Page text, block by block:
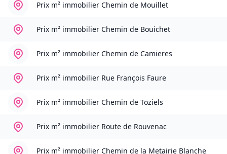
Prix m² immobilier Chemin de Mouillet
Prix m² immobilier Chemin de Bouichet
Prix m² immobilier Chemin de Camieres
Prix m² immobilier Rue François Faure
Prix m² immobilier Chemin de Toziels
Prix m² immobilier Route de Rouvenac
Prix m² immobilier Chemin de la Metairie Blanche